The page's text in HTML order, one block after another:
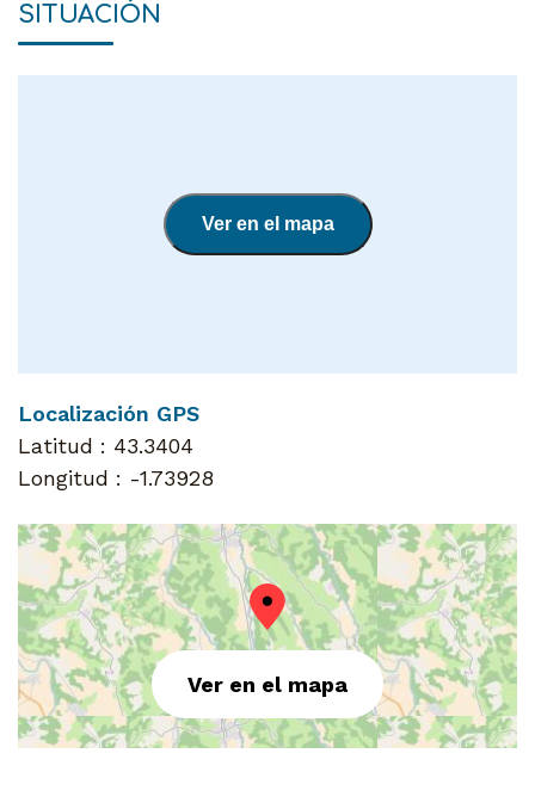
SITUACIÓN
Ver en el mapa
Localización GPS
Latitud : 43.3404
Longitud : -1.73928
Ver en el mapa